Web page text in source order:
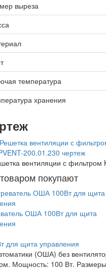
выреза
температура
хранения
вентиляции с
покупают
ОША 100Вт для щита
для щита управления
(ОША) без
Мощность: 100 Вт.